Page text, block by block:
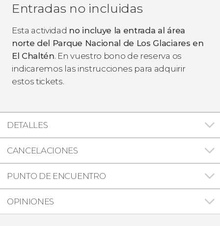
Entradas no incluidas
Esta actividad no incluye la entrada al área
norte del Parque Nacional de Los Glaciares en
El Chaltén. En vuestro bono de reserva os
indicaremos las instrucciones para adquirir
estos tickets.
DETALLES
CANCELACIONES
PUNTO DE ENCUENTRO
OPINIONES